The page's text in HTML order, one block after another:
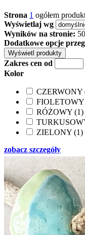
Strona 1 ogółem
Wyświetlaj wg
Wyników na stronie: 50
Dodatkowe opcje
Zakres cen od
Kolor
CZERWONY
FIOLETOWY
RÓŻOWY (1)
ZIELONY (1)
zobacz szczegóły